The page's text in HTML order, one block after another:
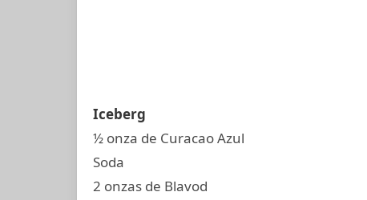
Iceberg
½ onza de Curacao Azul
Soda
2 onzas de Blavod